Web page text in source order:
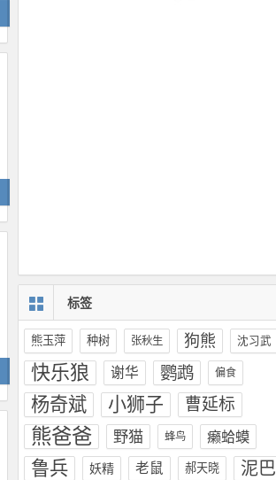
标签
熊玉萍 种树 张秋生 狗熊 沈习武
快乐狼 谢华 鹦鹉 偏食
杨奇斌 小狮子 曹延标
熊爸爸 野猫 蜂鸟 癞蛤蟆
鲁兵 妖精 老鼠 郝天晓
泥巴